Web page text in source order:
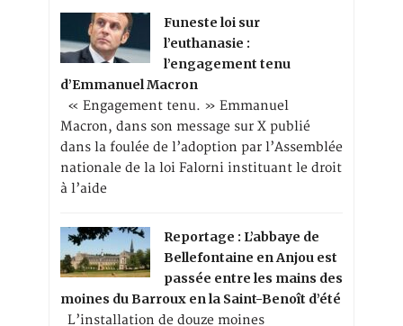
Funeste loi sur
l’euthanasie :
l’engagement tenu
d’Emmanuel Macron
« Engagement tenu. » Emmanuel
Macron, dans son message sur X publié
dans la foulée de l’adoption par l’Assemblée
nationale de la loi Falorni instituant le droit
à l’aide
Reportage : L’abbaye de
Bellefontaine en Anjou est
passée entre les mains des
moines du Barroux en la Saint-Benoît d’été
L’installation de douze moines